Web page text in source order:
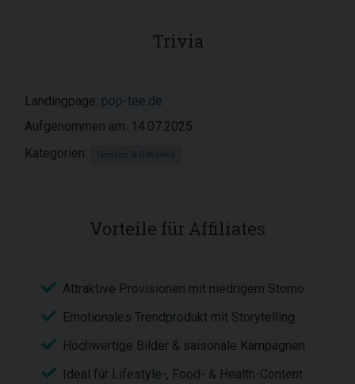
Trivia
Landingpage: pop-tee.de
Aufgenommen am: 14.07.2025
Kategorien:
Speisen & Getränke
Vorteile für Affiliates
Attraktive Provisionen mit niedrigem Storno
Emotionales Trendprodukt mit Storytelling
Hochwertige Bilder & saisonale Kampagnen
Ideal für Lifestyle-, Food- & Health-Content